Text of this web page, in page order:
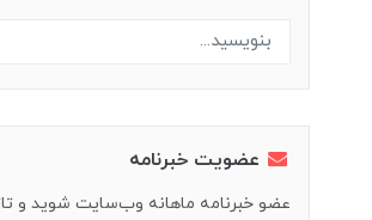
عضویت خبرنامه
عضو خبرنامه ماهانه وب‌سایت شوید و